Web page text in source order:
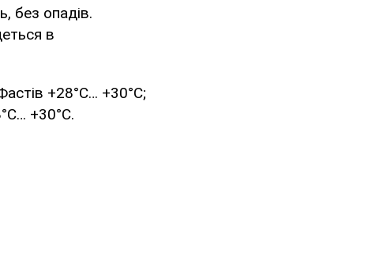
без опадів.
в
+28°С… +30°С;
+30°С.